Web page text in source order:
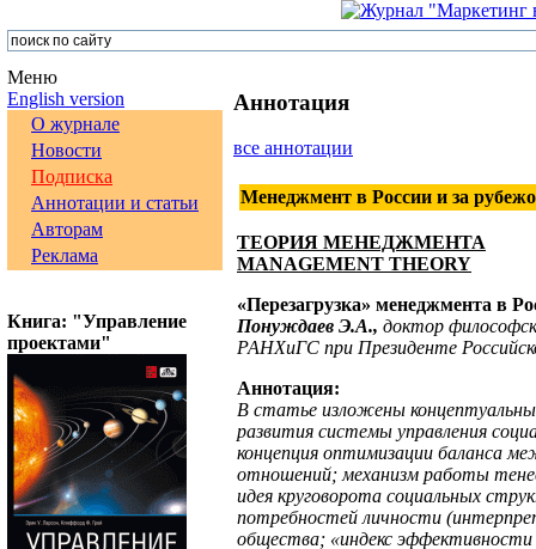
Меню
English version
О журнале
Новости
Подписка
Аннотации и статьи
Авторам
Реклама
Книга: "Управление
проектами"
Аннотация
все аннотации
Менеджмент в России и за
ТЕОРИЯ МЕНЕДЖМЕНТА
MANAGEMENT THEORY
«Перезагрузка» менеджмента в
Понуждаев Э.А., доктор
РАНХиГС при Президенте
Аннотация:
В статье изложены
развития системы управления
концепция оптимизации баланса
отношений; механизм работы
идея круговорота социальных
потребностей личности
общества; «индекс эффективности